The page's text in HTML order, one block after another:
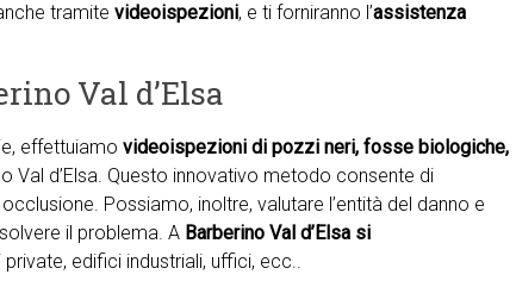
tramite videoispezioni, e ti forniranno l’assistenza
Val d’Elsa
effettuiamo videoispezioni di pozzi neri, fosse biologiche,
Val d’Elsa. Questo innovativo metodo consente di
Possiamo, inoltre, valutare l’entità del danno e
il problema. A Barberino Val d’Elsa si
edifici industriali, uffici, ecc..